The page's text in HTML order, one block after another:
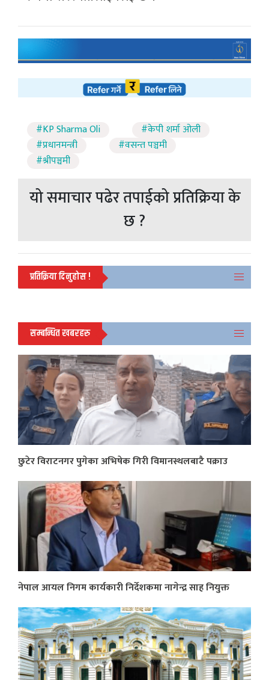
#KP Sharma Oli
#केपी शर्मा ओली
#प्रधानमन्त्री
#वसन्त पञ्चमी
#श्रीपञ्चमी
यो समाचार पढेर तपाईको प्रतिक्रिया के
छ ?
प्रतिक्रिया दिनुहोस !
सम्बन्धित खबरहरु
छुटेर विराटनगर पुगेका अभिषेक गिरी विमानस्थलबाटै पक्राउ
नेपाल आयल निगम कार्यकारी निर्देशकमा नागेन्द्र साह नियुक्त